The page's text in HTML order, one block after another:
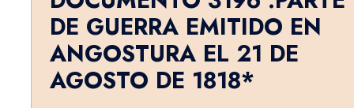
DE GUERRA EMITIDO EN
ANGOSTURA EL 21 DE
AGOSTO DE 1818*